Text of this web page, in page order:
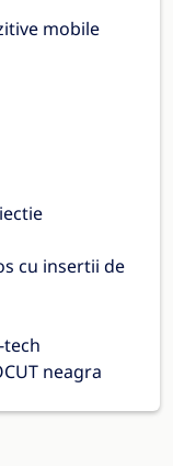
mobile
cu insertii de
neagra